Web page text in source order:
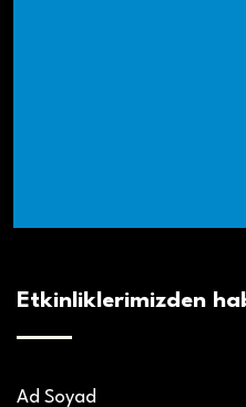
Etkinliklerimizden
Ad Soyad